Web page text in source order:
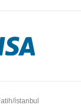
İstanbul